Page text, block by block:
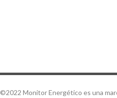
©2022 Monitor Energético es una